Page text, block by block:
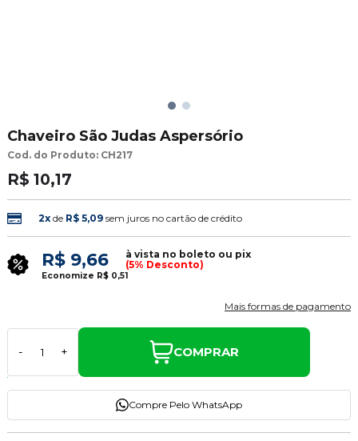
Chaveiro São Judas Aspersório
Cod. do Produto: CH217
R$ 10,17
2xde R$ 5,09 sem juros no cartão de crédito
R$ 9,66
à vista no boleto ou pix
(5% Desconto)
Economize R$ 0,51
Mais formas de pagamento
- + COMPRAR
Compre Pelo WhatsApp